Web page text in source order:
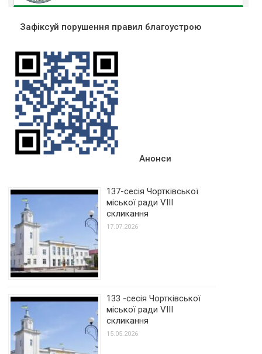
Зафіксуй порушення правил благоустрою
Анонси
137-сесія Чортківської
міської ради VIII
скликання
17.07.2026
133 -сесія Чортківської
міської ради VIII
скликання
15.05.2026